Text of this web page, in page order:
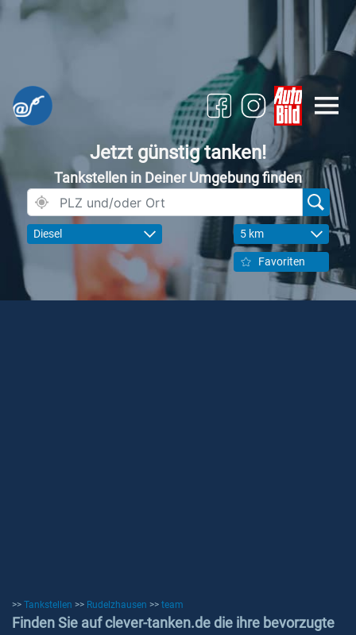
Jetzt günstig tanken!
Tankstellen in Deiner Umgebung finden
Diesel 5 km
Favoriten
>> Tankstellen >> Rudelzhausen >> team
Finden Sie auf clever-tanken.de die ihre bevorzugte